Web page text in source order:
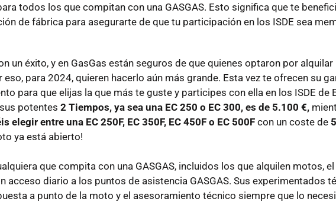
todos los que compitan con una GASGAS. Esto significa que te
de fábrica para asegurarte de que tu participación en los ISDE sea
un éxito, y en GasGas están seguros de que quienes optaron por
para 2024, quieren hacerlo aún más grande. Esta vez te ofrecen su
para que elijas la que más te guste y participes con ella en los ISDE de
potentes 2 Tiempos, ya sea una EC 250 o EC 300, es de 5.100 €,
elegir entre una EC 250F, EC 350F, EC 450F o EC 500Fcon un coste de
ya está abierto!
que compita con una GASGAS, incluidos los que alquilen motos,
acceso diario a los puntos de asistencia GASGAS. Sus experimentados
a punto de la moto y el asesoramiento técnico siempre que lo